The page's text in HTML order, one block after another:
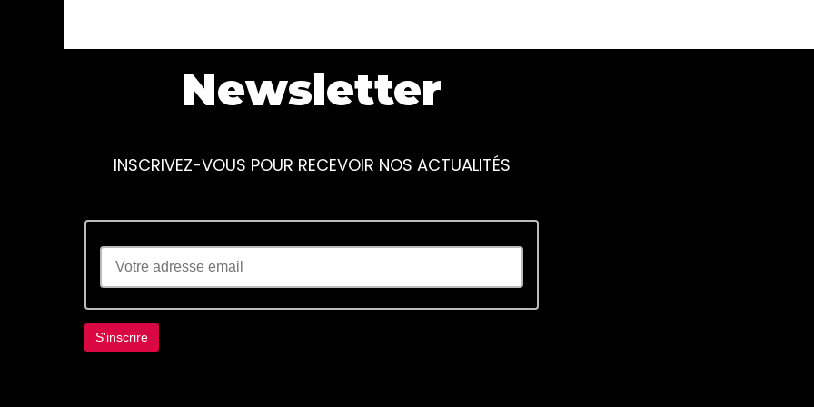
Newsletter
INSCRIVEZ-VOUS POUR RECEVOIR NOS ACTUALITÉS